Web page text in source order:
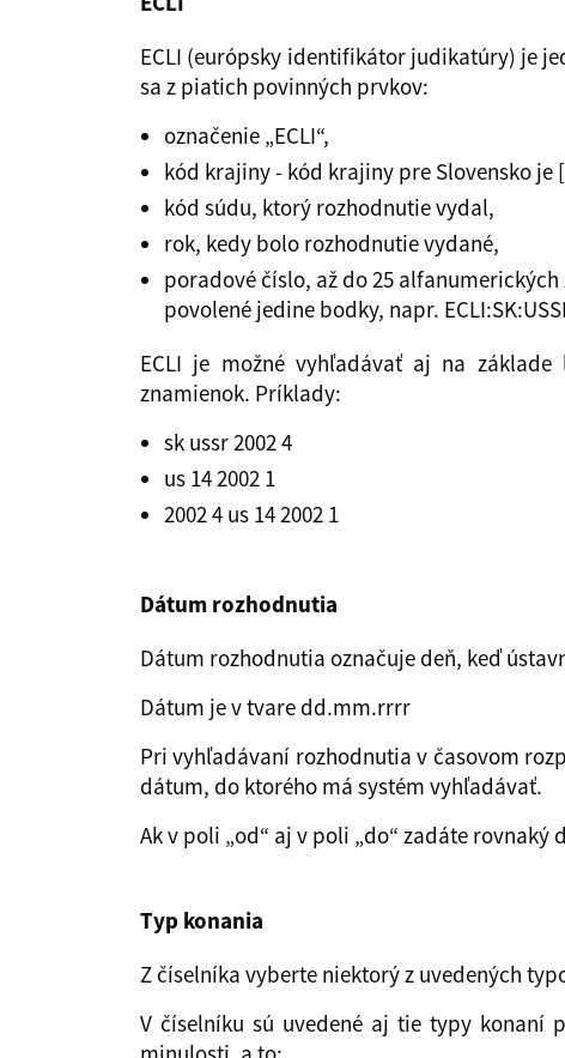
ECLI (európsky identifikátor judikatúry) je
sa z piatich povinných prvkov:
označenie „ECLI“,
kód krajiny - kód krajiny pre Slovensko je
kód súdu, ktorý rozhodnutie vydal,
rok, kedy bolo rozhodnutie vydané,
poradové číslo, až do 25
povolené jedine bodky, napr.
ECLI je možné vyhľadávať aj na
znamienok. Príklady:
sk ussr 2002 4
us 14 2002 1
2002 4 us 14 2002 1
Dátum rozhodnutia
Dátum rozhodnutia označuje deň, keď
Dátum je v tvare dd.mm.rrrr
Pri vyhľadávaní rozhodnutia v časovom
dátum, do ktorého má systém vyhľadávať.
Ak v poli „od“ aj v poli „do“ zadáte
Typ konania
Z číselníka vyberte niektorý z uvedených
V číselníku sú uvedené aj tie typy